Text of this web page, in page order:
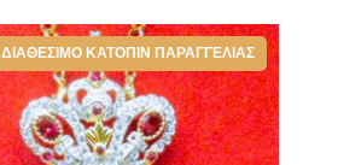
ΔΙΑΘΈΣΙΜΟ ΚΑΤΌΠΙΝ ΠΑΡΑΓΓΕΛΊΑΣ